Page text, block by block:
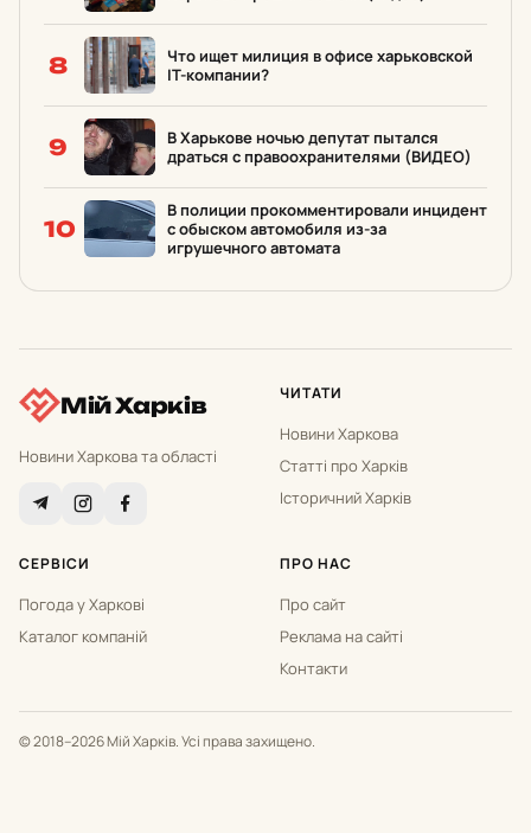
8
Что ищет милиция в офисе харьковской
IT-компании?
9
В Харькове ночью депутат пытался
драться с правоохранителями (ВИДЕО)
10
В полиции прокомментировали инцидент
с обыском автомобиля из-за
игрушечного автомата
Мій Харків
Новини Харкова та області
ЧИТАТИ
Новини Харкова
Статті про Харків
Історичний Харків
СЕРВІСИ
Погода у Харкові
Каталог компаній
ПРО НАС
Про сайт
Реклама на сайті
Контакти
© 2018–2026 Мій Харків. Усі права захищено.